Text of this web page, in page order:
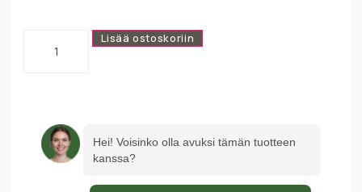
Lisää ostoskoriin